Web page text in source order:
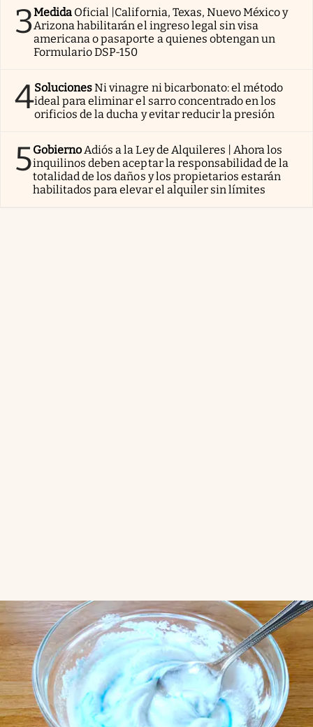
3Medida Oficial |California, Texas, Nuevo México y
Arizona habilitarán el ingreso legal sin visa
americana o pasaporte a quienes obtengan un
Formulario DSP-150
4SolucionesNi vinagre ni bicarbonato: el método
ideal para eliminar el sarro concentrado en los
orificios de la ducha y evitar reducir la presión
5GobiernoAdiós a la Ley de Alquileres | Ahora los
inquilinos deben aceptar la responsabilidad de la
totalidad de los daños y los propietarios estarán
habilitados para elevar el alquiler sin límites